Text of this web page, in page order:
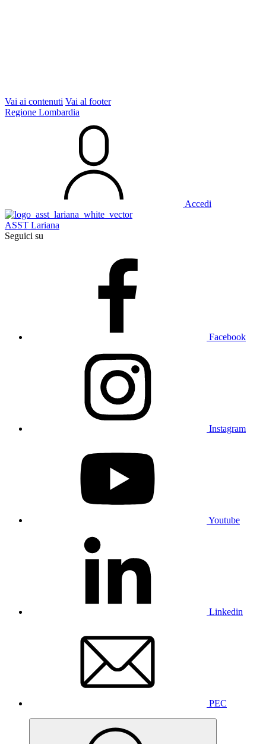
Vai ai contenuti Vai al footer
Regione Lombardia
Accedi
ASST Lariana
Seguici su
Facebook
Instagram
Youtube
Linkedin
PEC